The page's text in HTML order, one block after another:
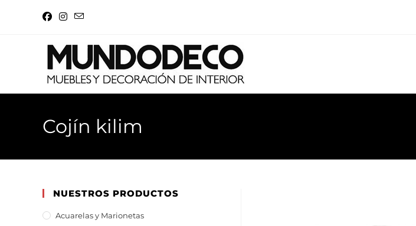
Cojín kilim
NUESTROS PRODUCTOS
Acuarelas y Marionetas